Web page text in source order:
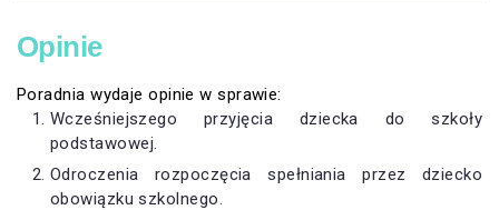
Opinie
Poradnia wydaje opinie w sprawie:
Wcześniejszego przyjęcia dziecka do szkoły
podstawowej.
Odroczenia rozpoczęcia spełniania przez dziecko
obowiązku szkolnego.